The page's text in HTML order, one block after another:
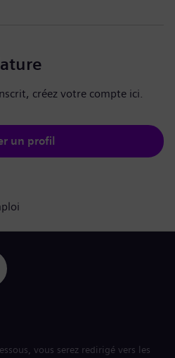
créez votre compte ici.
un profil
vous serez redirigé vers les